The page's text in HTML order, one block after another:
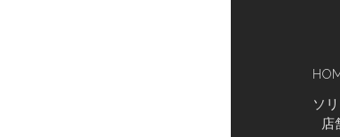
ソ
店